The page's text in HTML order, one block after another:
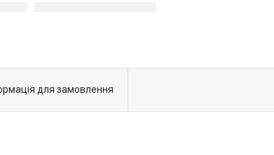
для замовлення